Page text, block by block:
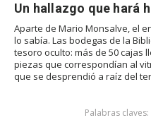
Un hallazgo que hará
Aparte de Mario Monsalve, el
lo sabía. Las bodegas de la
tesoro oculto: más de 50 cajas
piezas que correspondían al
que se desprendió a raíz del
Palabras claves: